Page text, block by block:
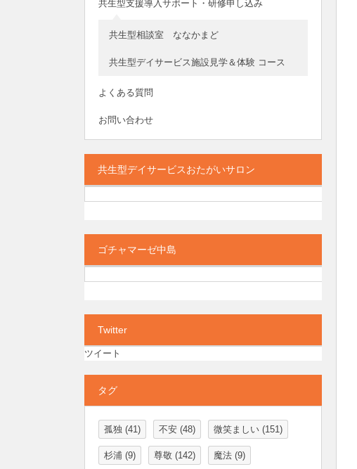
共生型支援導入サポート・研修申し込み
共生型相談室 ななかまど
共生型デイサービス施設見学＆体験 コース
よくある質問
お問い合わせ
共生型デイサービスおたがいサロン
ゴチャマーゼ中島
Twitter
ツイート
タグ
孤独 (41) 不安 (48) 微笑ましい (151)
杉浦 (9) 尊敬 (142) 魔法 (9)